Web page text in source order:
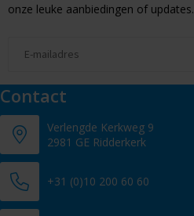
onze leuke aanbiedingen of updates.
Contact
Verlengde Kerkweg 9
2981 GE Ridderkerk
+31 (0)10 200 60 60